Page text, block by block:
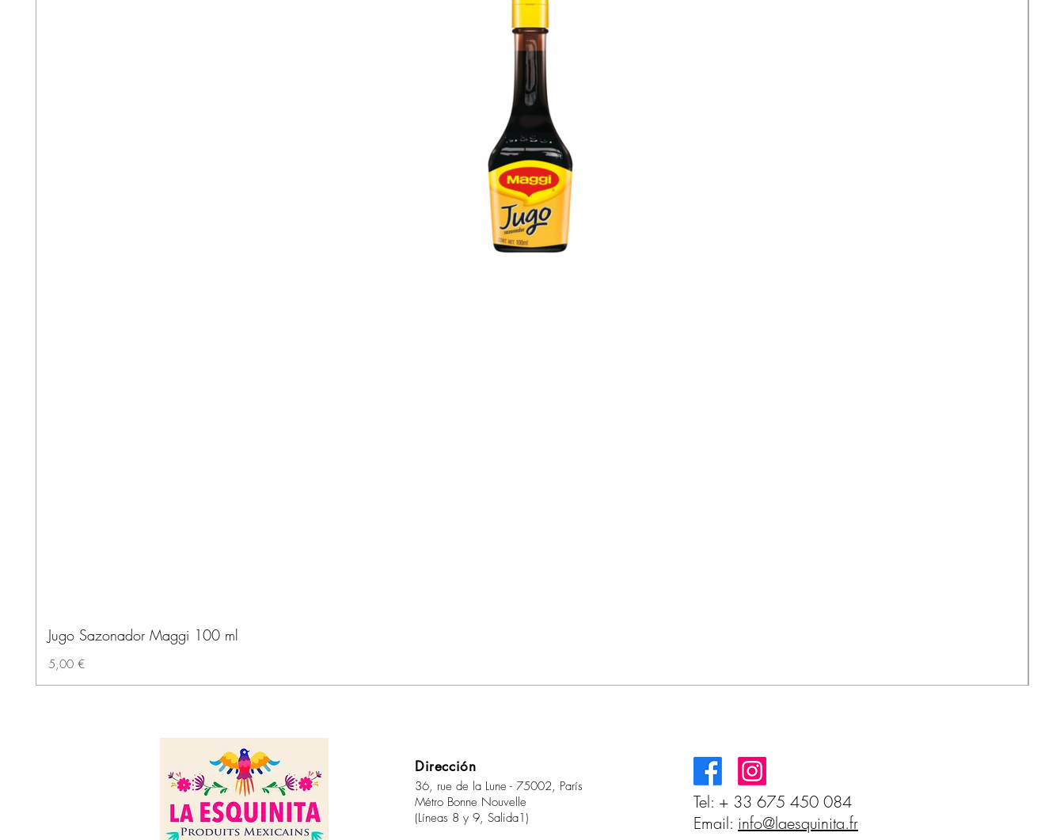
Jugo Sazonador Maggi 100 ml
Precio
5,00 €
Dirección
36, rue de la Lune - 75002, París
Métro Bonne Nouvelle
(Líneas 8 y 9, Salida1)
Tel: + 33 675 450 084
Email: info@laesquinita.fr